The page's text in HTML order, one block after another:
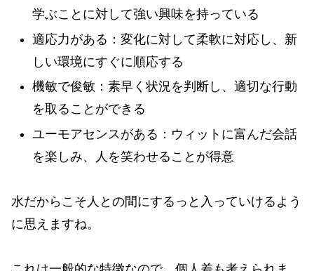
学ぶことに対して強い興味を持っている
適応力がある：変化に対して柔軟に対応し、新
しい環境にすぐに順応する
機敏で俊敏：素早く状況を判断し、適切な行動
を取ることができる
ユーモアセンスがある：ウィットに富んだ会話
を楽しみ、人を笑わせることが得意
水だからこそ人との間にするっと入っていけるよう
に思えますね。